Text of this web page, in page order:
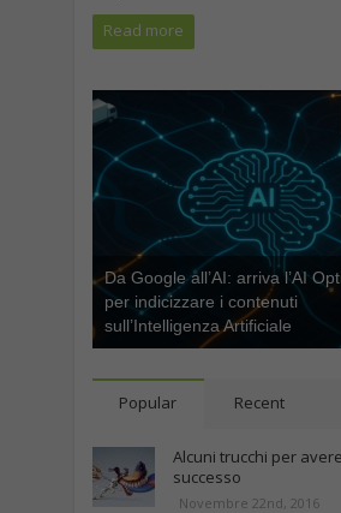
Read more
Da Google all’AI: arriva l’AI
per indicizzare i contenuti
sull’Intelligenza Artificiale
Popular Recent
Alcuni trucchi per
successo
Novembre 22nd, 2016